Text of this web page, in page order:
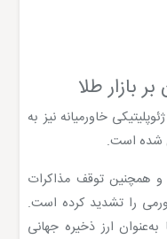
بازار طلا
خاورمیانه نیز به
شده است.
و همچنین توقف مذاکرات
را تشدید کرده است.
ارز ذخیره جهانی